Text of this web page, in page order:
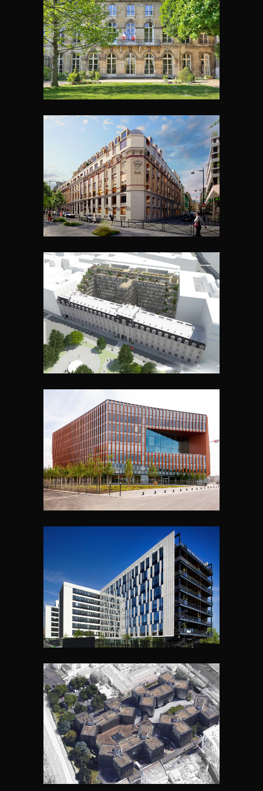
HOTEL DE SEIGNELAY
SAINT DIDIER
PÉPINIÈRE
PARC DU MILLÉNAIRE 3
LUMINEM
MSA ILE DE FRANCE